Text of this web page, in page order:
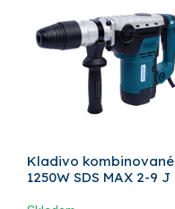
Kladivo kombinované
1250W SDS MAX 2-9 J